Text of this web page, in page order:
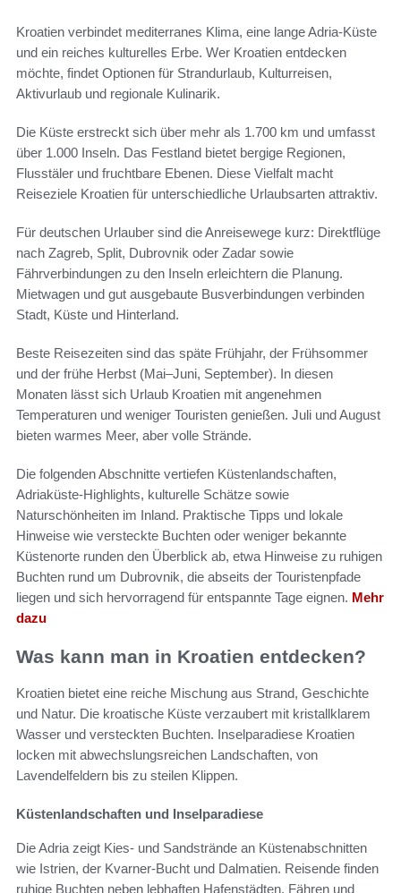
Kroatien verbindet mediterranes Klima, eine lange Adria-Küste
und ein reiches kulturelles Erbe. Wer Kroatien entdecken
möchte, findet Optionen für Strandurlaub, Kulturreisen,
Aktivurlaub und regionale Kulinarik.
Die Küste erstreckt sich über mehr als 1.700 km und umfasst
über 1.000 Inseln. Das Festland bietet bergige Regionen,
Flusstäler und fruchtbare Ebenen. Diese Vielfalt macht
Reiseziele Kroatien für unterschiedliche Urlaubsarten attraktiv.
Für deutschen Urlauber sind die Anreisewege kurz: Direktflüge
nach Zagreb, Split, Dubrovnik oder Zadar sowie
Fährverbindungen zu den Inseln erleichtern die Planung.
Mietwagen und gut ausgebaute Busverbindungen verbinden
Stadt, Küste und Hinterland.
Beste Reisezeiten sind das späte Frühjahr, der Frühsommer
und der frühe Herbst (Mai–Juni, September). In diesen
Monaten lässt sich Urlaub Kroatien mit angenehmen
Temperaturen und weniger Touristen genießen. Juli und August
bieten warmes Meer, aber volle Strände.
Die folgenden Abschnitte vertiefen Küstenlandschaften,
Adriaküste-Highlights, kulturelle Schätze sowie
Naturschönheiten im Inland. Praktische Tipps und lokale
Hinweise wie versteckte Buchten oder weniger bekannte
Küstenorte runden den Überblick ab, etwa Hinweise zu ruhigen
Buchten rund um Dubrovnik, die abseits der Touristenpfade
liegen und sich hervorragend für entspannte Tage eignen. Mehr
dazu
Was kann man in Kroatien entdecken?
Kroatien bietet eine reiche Mischung aus Strand, Geschichte
und Natur. Die kroatische Küste verzaubert mit kristallklarem
Wasser und versteckten Buchten. Inselparadiese Kroatien
locken mit abwechslungsreichen Landschaften, von
Lavendelfeldern bis zu steilen Klippen.
Küstenlandschaften und Inselparadiese
Die Adria zeigt Kies- und Sandstrände an Küstenabschnitten
wie Istrien, der Kvarner-Bucht und Dalmatien. Reisende finden
ruhige Buchten neben lebhaften Hafenstädten. Fähren und